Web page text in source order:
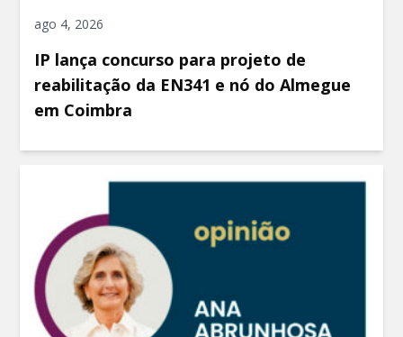
ago 4, 2026
IP lança concurso para projeto de
reabilitação da EN341 e nó do Almegue
em Coimbra